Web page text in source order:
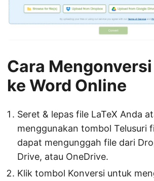
Cara Mengonversi
ke Word Online
Seret & lepas file LaTeX Anda
menggunakan tombol Telusuri
dapat mengunggah file dari
Drive, atau OneDrive.
Klik tombol Konversi untuk